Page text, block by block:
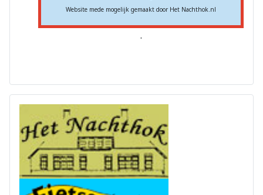
Website mede mogelijk gemaakt door Het Nachthok.nl
.